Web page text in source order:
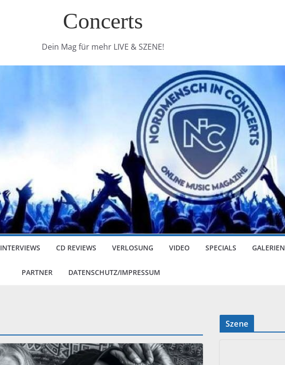
Concerts
Dein Mag für mehr LIVE & SZENE!
INTERVIEWS CD REVIEWS VERLOSUNG VIDEO SPECIALS GALERIEN
PARTNER DATENSCHUTZ/IMPRESSUM
Szene